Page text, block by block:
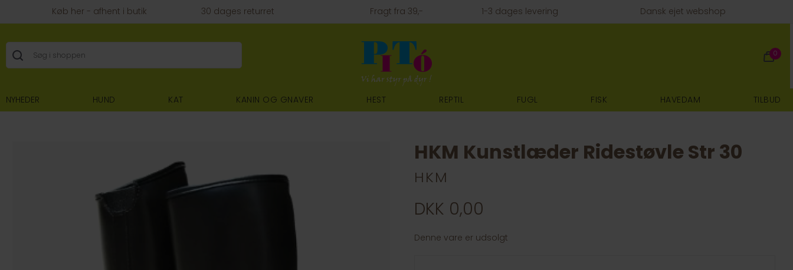
Køb her - afhent i butik 30 dages returret Fragt fra 39,- 1-3 dages levering Dansk ejet webshop
0
NYHEDER HUND KAT KANIN OG GNAVER HEST REPTIL FUGL FISK HAVEDAM TILBUD
HKM Kunstlæder Ridestøvle Str 30
HKM
DKK 0,00
Denne vare er udsolgt